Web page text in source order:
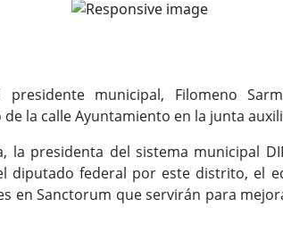
presidente municipal, Filomeno
la calle Ayuntamiento en la junta
la presidenta del sistema municipal
diputado federal por este distrito, el
en Sanctorum que servirán para